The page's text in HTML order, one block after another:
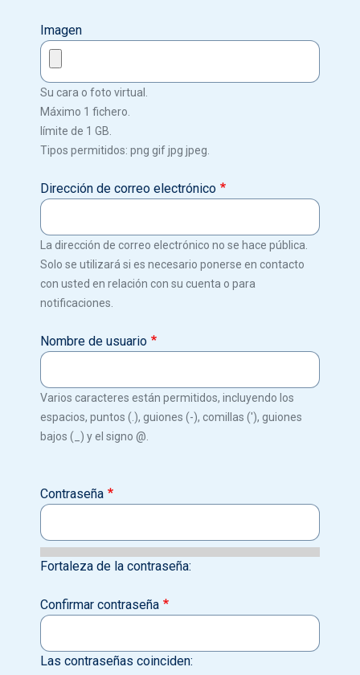
Imagen
Su cara o foto virtual.
Máximo 1 fichero.
límite de 1 GB.
Tipos permitidos: png gif jpg jpeg.
Dirección de correo electrónico
La dirección de correo electrónico no se hace pública.
Solo se utilizará si es necesario ponerse en contacto
con usted en relación con su cuenta o para
notificaciones.
Nombre de usuario
Varios caracteres están permitidos, incluyendo los
espacios, puntos (.), guiones (-), comillas ('), guiones
bajos (_) y el signo @.
Contraseña
Fortaleza de la contraseña:
Confirmar contraseña
Las contraseñas coinciden: